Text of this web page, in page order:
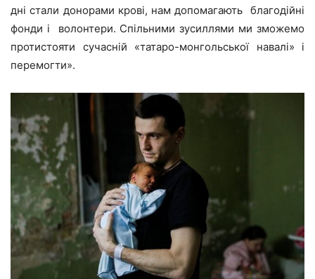
дні стали донорами крові, нам допомагають благодійні
фонди і волонтери. Спільними зусиллями ми зможемо
протистояти сучасній «татаро-монгольської навалі» і
перемогти».